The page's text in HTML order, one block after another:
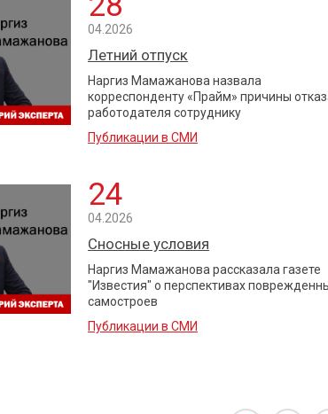
04.2026
Летний отпуск
Наргиз Мамажанова назвала
корреспонденту «Прайм» причины
работодателя сотруднику
Публикации в СМИ
24
04.2026
Сносные условия
Наргиз Мамажанова рассказала газете
"Известия" о перспективах
самостроев
Публикации в СМИ